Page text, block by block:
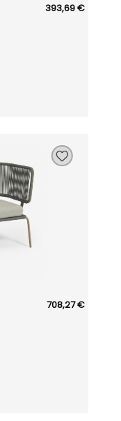
393,69 €
708,27 €